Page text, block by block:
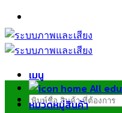
ข้าม
ไป
ยัง
เมนู
ค้นหา:
หมวดหมู่สินค้า